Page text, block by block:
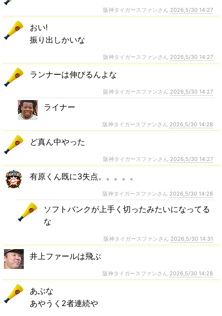
阪神タイガースファンさん 2026,5/30 14:27
おい!
振り出しかいな
阪神タイガースファンさん 2026,5/30 14:27
ランナーは伸びるんよな
阪神タイガースファンさん 2026,5/30 14:27
ライナー
阪神タイガースファンさん 2026,5/30 14:28
ど真ん中やった
阪神タイガースファンさん 2026,5/30 14:27
有原くん既に3失点。。。。。
阪神タイガースファンさん 2026,5/30 14:28
ソフトバンクが上手く切ったみたいになってる
な
阪神タイガースファンさん 2026,5/30 14:31
井上ファールは飛ぶ
阪神タイガースファンさん 2026,5/30 14:28
あぶな
あやうく2者連続や